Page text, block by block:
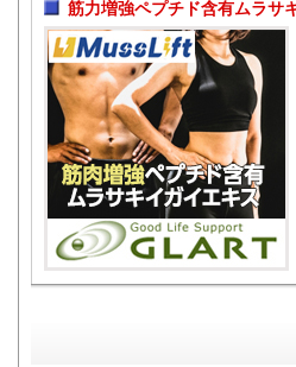
筋力増強ペプチド含有ムラ